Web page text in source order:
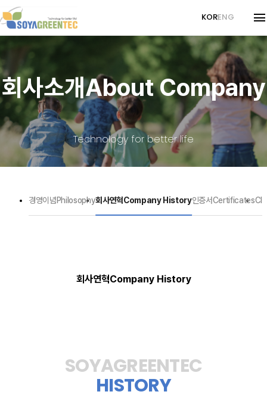
About Company
경영이념Philosophy
회사연혁 Company History
인증서 Certificates
CI
메디컬사업Medical
감마선사업Gamma
감마선사업 Gamma
기타사업Other Services
Raw Material Supply
뉴스News
조사 사업문의Irradiation Business Inquiry
KORENG
회사소개About Company
Technology for better life
경영이념Philosophy회사연혁Company History인증서CertificatesCI
회사연혁Company History
SOYAGREENTEC
HISTORY